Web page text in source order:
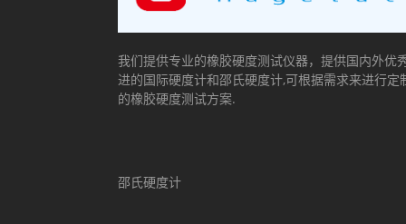
我们提供专业的橡胶硬度测试仪器，提供国内外优
进的国际硬度计和邵氏硬度计,可根据需求来进行定
的橡胶硬度测试方案.
邵氏硬度计